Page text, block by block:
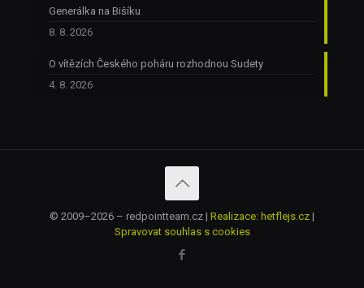
Generálka na Bišíku
8. 8. 2026
O vítězích Českého poháru rozhodnou Sudety
4. 8. 2026
© 2009–2026 – redpointteam.cz | Realizace: hetflejs.cz |
Spravovat souhlas s cookies